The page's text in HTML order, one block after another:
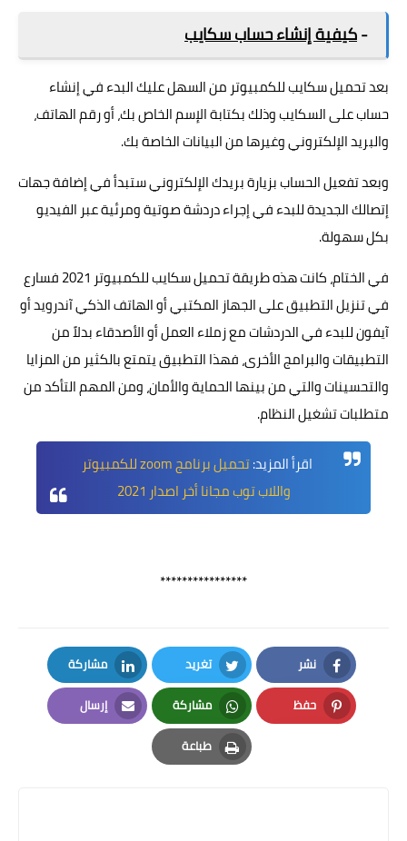
-كيفية إنشاء حساب سكايب
بعد تحميل سكايب للكمبيوتر من السهل عليك البدء في إنشاء
حساب على السكايب وذلك بكتابة الإسم الخاص بك، أو رقم الهاتف،
والبريد الإلكتروني وغيرها من البيانات الخاصة بك.
وبعد تفعيل الحساب بزيارة بريدك الإلكتروني ستبدأ في إضافة جهات
إتصالك الجديدة للبدء في إجراء دردشة صوتية ومرئية عبر الفيديو
بكل سهولة.
في الختام، كانت هذه طريقة تحميل سكايب للكمبيوتر 2021 فسارع
في تنزيل التطبيق على الجهاز المكتبي أو الهاتف الذكي آندرويد أو
آيفون للبدء في الدردشات مع زملاء العمل أو الأصدقاء بدلاً من
التطبيقات والبرامج الأخرى، فهذا التطبيق يتمتع بالكثير من المزايا
والتحسينات والتي من بينها الحماية والأمان، ومن المهم التأكد من
متطلبات تشغيل النظام.
اقرأ المزيد:
تحميل برنامج zoom للكمبيوتر
واللاب توب مجانا أخر اصدار 2021
****************
نشر
Facebook
تغريد
Twitter
مشاركة
LinkedIn
حفظ
Pinterest
مشاركة
Whatsapp
إرسال
Email
طباعة
Print